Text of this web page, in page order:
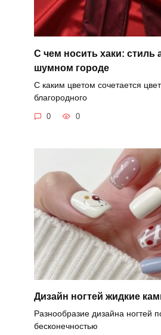
С чем носить хаки: стиль
шумном городе
С каким цветом сочетается
благородного
0 0
Дизайн ногтей жидкие
Разнообразие дизайна ногтей
бесконечностью